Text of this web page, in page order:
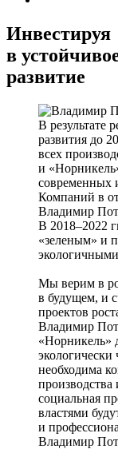
Инвестируя
в
развитие
В результате
развития до
всех
и
современных
Компаний в
Владимир
В 2018–2022
«зеленым» и
Мы верим в
в будущем, и
проектов
Владимир
«Норникель»
экологически
необходима
производства
социальная
властями
и
Владимир